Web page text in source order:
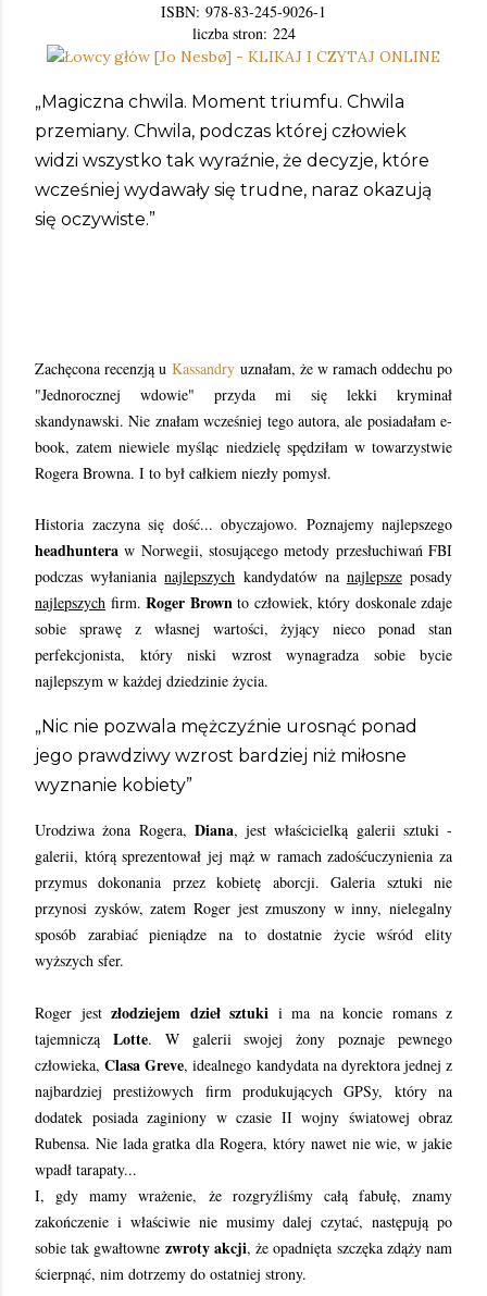
ISBN: 978-83-245-9026-1
liczba stron: 224
„Magiczna chwila. Moment triumfu. Chwila
przemiany. Chwila, podczas której człowiek
widzi wszystko tak wyraźnie, że decyzje, które
wcześniej wydawały się trudne, naraz okazują
się oczywiste.”
Zachęcona recenzją u Kassandry uznałam, że w ramach oddechu po
"Jednorocznej wdowie" przyda mi się lekki kryminał
skandynawski. Nie znałam wcześniej tego autora, ale posiadałam e-
book, zatem niewiele myśląc niedzielę spędziłam w towarzystwie
Rogera Browna. I to był całkiem niezły pomysł.
Historia zaczyna się dość... obyczajowo. Poznajemy najlepszego
headhunteraw Norwegii, stosującego metody przesłuchiwań FBI
podczas wyłanianianajlepszych kandydatów na najlepszeposady
najlepszych firm. Roger Brownto człowiek, który doskonale zdaje
sobie sprawę z własnej wartości, żyjący nieco ponad stan
perfekcjonista, który niski wzrost wynagradza sobie bycie
najlepszym w każdej dziedzinie życia.
„Nic nie pozwala mężczyźnie urosnąć ponad
jego prawdziwy wzrost bardziej niż miłosne
wyznanie kobiety”
Urodziwa żona Rogera, Diana, jest właścicielką galerii sztuki -
galerii, którą sprezentował jej mąż w ramach zadośćuczynienia za
przymus dokonania przez kobietę aborcji. Galeria sztuki nie
przynosi zysków, zatem Roger jest zmuszony w inny, nielegalny
sposób zarabiać pieniądze na to dostatnie życie wśród elity
wyższych sfer.
Roger jest złodziejem dzieł sztuki i ma na koncie romans z
tajemniczą Lotte. W galerii swojej żony poznaje pewnego
człowieka,Clasa Greve, idealnego kandydata na dyrektora jednej z
najbardziej prestiżowych firm produkujących GPSy, który na
dodatek posiada zaginiony w czasie II wojny światowej obraz
Rubensa. Nie lada gratka dla Rogera, który nawet nie wie, w jakie
wpadł tarapaty...
I, gdy mamy wrażenie, że rozgryźliśmy całą fabułę, znamy
zakończenie i właściwie nie musimy dalej czytać, następują po
sobie tak gwałtowne zwroty akcji, że opadnięta szczęka zdąży nam
ścierpnąć, nim dotrzemy do ostatniej strony.